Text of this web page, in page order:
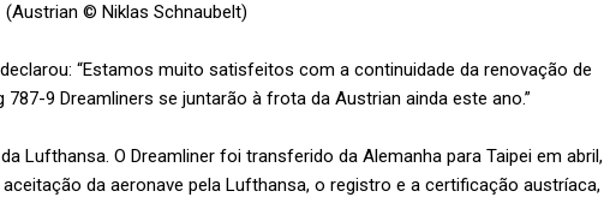
(Austrian © Niklas Schnaubelt)
“Estamos muito satisfeitos com a continuidade da renovação de
9 Dreamliners se juntarão à frota da Austrian ainda este ano.”
Lufthansa. O Dreamliner foi transferido da Alemanha para Taipei em abril,
da aeronave pela Lufthansa, o registro e a certificação austríaca,